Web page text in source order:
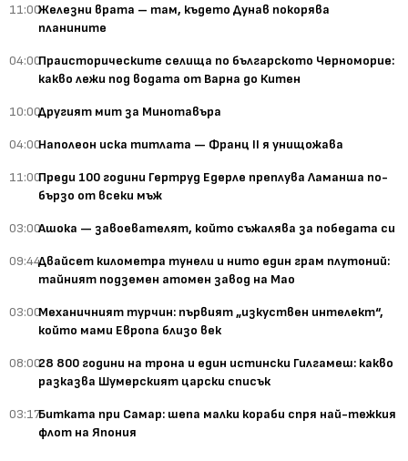
11:00Железни врата – там, където Дунав покорява
планините
04:00Праисторическите селища по българското Черноморие:
какво лежи под водата от Варна до Китен
10:00Другият мит за Минотавъра
04:00Наполеон иска титлата — Франц II я унищожава
11:00Преди 100 години Гертруд Едерле преплува Ламанша по-
бързо от всеки мъж
03:00Ашока — завоевателят, който съжалява за победата си
09:44Двайсет километра тунели и нито един грам плутоний:
тайният подземен атомен завод на Мао
03:00Механичният турчин: първият „изкуствен интелект“,
който мами Европа близо век
08:0028 800 години на трона и един истински Гилгамеш: какво
разказва Шумерският царски списък
03:17Битката при Самар: шепа малки кораби спря най-тежкия
флот на Япония